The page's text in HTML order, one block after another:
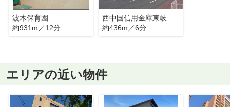
波木保育園
約931m／12分
約436m／6分
エリアの近い物件